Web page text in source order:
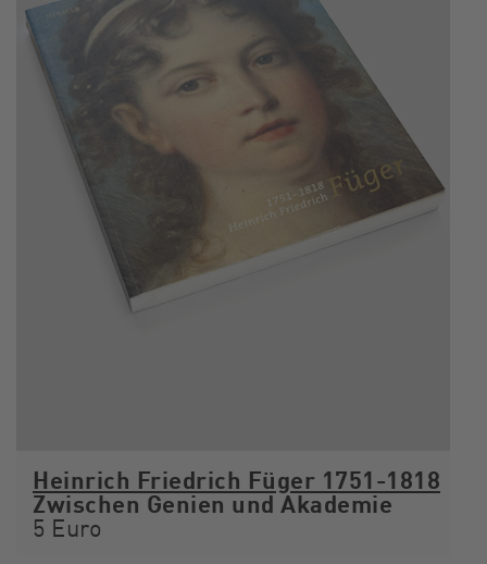
Heinrich Friedrich Füger 1751-1818
Zwischen Genien und Akademie
5 Euro